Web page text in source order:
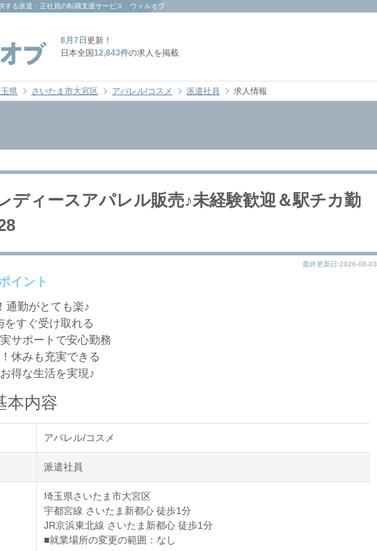
する派遣・正社員の転職支援サービス ウィルオブ
8月7日 更新！
日本全国12,843件の求人を掲載
県 さいたま市大宮区 アパレル/コスメ 派遣社員 求人情報
ディースアパレル販売♪未経験歓迎＆駅チカ勤
最終更新日:2026-08-03
イント
勤がとても楽♪
すぐ受け取れる
サポートで安心勤務
休みも充実できる
得な生活を実現♪
本内容
アパレル/コスメ
派遣社員
埼玉県さいたま市大宮区
宇都宮線 さいたま新都心 徒歩1分
JR京浜東北線 さいたま新都心 徒歩1分
■就業場所の変更の範囲：なし